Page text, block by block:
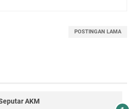
POSTINGAN LAMA
AKM